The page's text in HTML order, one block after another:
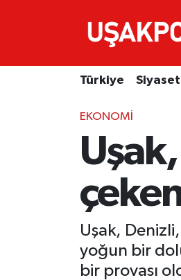
Türkiye Siyaset
EKONOMI
Uşak,
yoğun bir
bir provası
Ekonomi
İstanbul Hava Durumu
İstanbul Trafik Yoğunluk
Süper Lig Puan Durumu
Tüm Manşetler
Son Dakika Haberleri
Haber Arşivi